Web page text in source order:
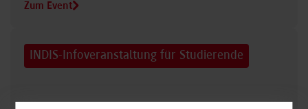
Zum Event
INDIS-Infoveranstaltung für Studierende